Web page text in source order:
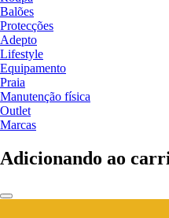
Balões
Protecções
Adepto
Lifestyle
Equipamento
Praia
Manutenção física
Outlet
Marcas
Adicionando ao